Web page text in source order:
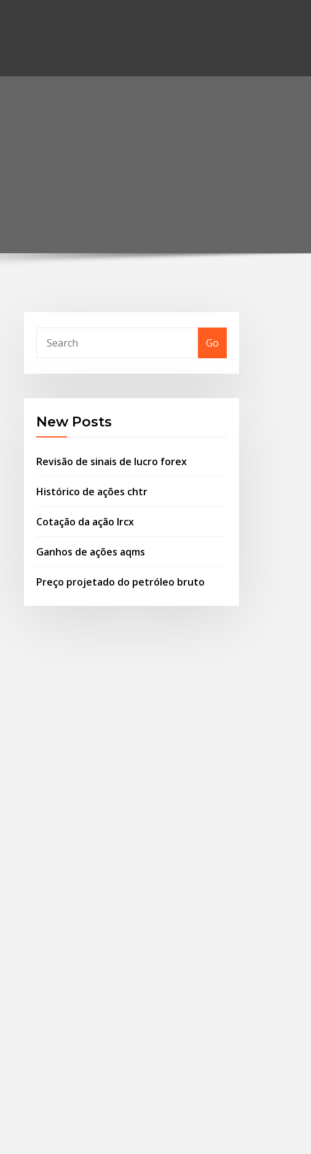
Go
New Posts
Revisão de sinais de lucro forex
Histórico de ações chtr
Cotação da ação lrcx
Ganhos de ações aqms
Preço projetado do petróleo bruto